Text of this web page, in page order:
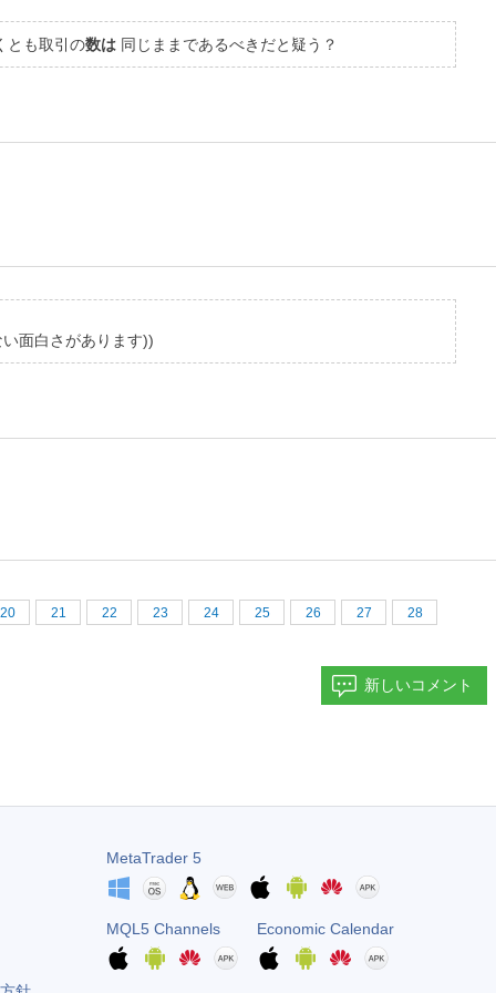
とも取引の数は 同じままであるべきだと疑う？
面白さがあります))
20 21 22 23 24 25 26 27 28
新しいコメント
MetaTrader 5
MQL5 Channels Economic Calendar